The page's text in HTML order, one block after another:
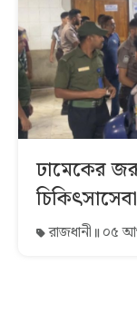
ঢামেকের
রাজধানী ০৫